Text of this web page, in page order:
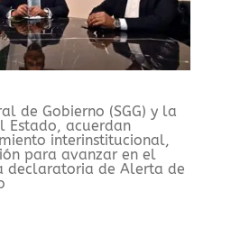
de Gobierno (SGG) y la
Estado, acuerdan
interinstitucional,
para avanzar en el
declaratoria de Alerta de